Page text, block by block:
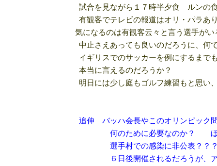
試合を見ながら１７時半夕食 ルンの
有観客でテレビの報道はオリ・パラあ
気になるのは有観客云々と言う選手が
中止さえあっても良いのだろうに、何
イギリスでのサッカーを例にするまで
本当に言えるのだろうか？
明日には少し庭もゴルフ練習もと思い
追伸 バッハ会長やこのオリンピック
何のために必要なのか？ ぼっ
選手村での感染に非公表？？
６日後開催されるだろうが、アス